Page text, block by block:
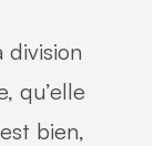
division
qu’elle
bien,